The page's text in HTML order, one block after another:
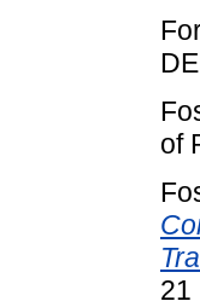
of
21